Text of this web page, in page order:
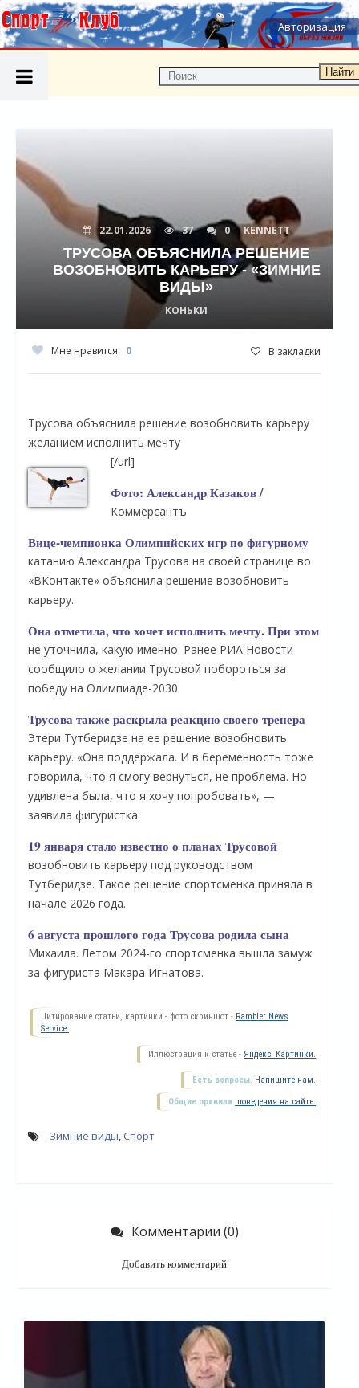
Авторизация
Найти
22.01.2026 37 0 KENNETT
ТРУСОВА ОБЪЯСНИЛА РЕШЕНИЕ
ВОЗОБНОВИТЬ КАРЬЕРУ - «ЗИМНИЕ
ВИДЫ»
КОНЬКИ
Мне нравится 0 В закладки
Трусова объяснила решение возобновить карьеру
желанием исполнить мечту
[/url]
Фото: Александр Казаков /
Коммерсантъ
Вице-чемпионка Олимпийских игр по фигурному
катанию Александра Трусова на своей странице во
«ВКонтакте» объяснила решение возобновить
карьеру.
Она отметила, что хочет исполнить мечту. При этом
не уточнила, какую именно. Ранее РИА Новости
сообщило о желании Трусовой побороться за
победу на Олимпиаде-2030.
Трусова также раскрыла реакцию своего тренера
Этери Тутберидзе на ее решение возобновить
карьеру. «Она поддержала. И в беременность тоже
говорила, что я смогу вернуться, не проблема. Но
удивлена была, что я хочу попробовать», —
заявила фигуристка.
19 января стало известно о планах Трусовой
возобновить карьеру под руководством
Тутберидзе. Такое решение спортсменка приняла в
начале 2026 года.
6 августа прошлого года Трусова родила сына
Михаила. Летом 2024-го спортсменка вышла замуж
за фигуриста Макара Игнатова.
Цитирование статьи, картинки - фото скриншот - Rambler News
Service.
Иллюстрация к статье - Яндекс. Картинки.
Есть вопросы. Напишите нам.
Общие правила поведения на сайте.
Зимние виды, Спорт
Комментарии (0)
Добавить комментарий